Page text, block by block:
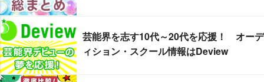
芸能界を志す10代～20代を応援！ オーデ
ィション・スクール情報はDeview